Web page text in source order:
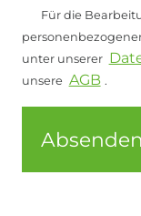
Für die
unter unserer
unsere AGB .
Absenden